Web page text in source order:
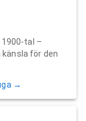
tal –
för den
→